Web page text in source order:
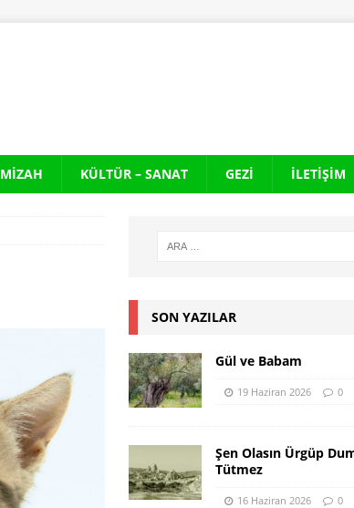
MIZAH KÜLTÜR – SANAT GEZI İLETIŞIM
SON YAZILAR
Gül ve Babam
19 Haziran 2026 0
Şen Olasın Ürgüp
Tütmez
16 Haziran 2026 0